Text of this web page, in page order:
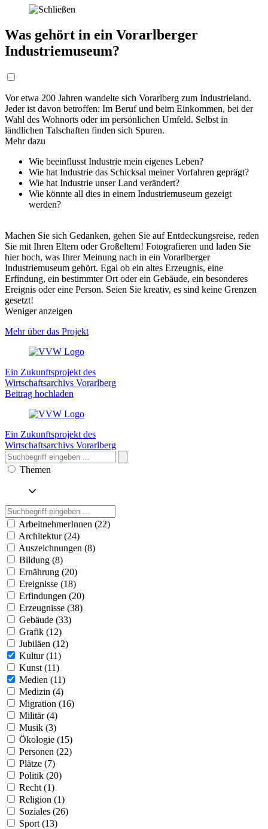
Was gehört in ein Vorarlberger
Industriemuseum?
Vor etwa 200 Jahren wandelte sich Vorarlberg zum Industrieland.
Jeder ist davon betroffen: Im Beruf und beim Einkommen, bei der
Wahl des Wohnorts oder im persönlichen Umfeld. Selbst in
ländlichen Talschaften finden sich Spuren.
Mehr dazu
Wie beeinflusst Industrie mein eigenes Leben?
Wie hat Industrie das Schicksal meiner Vorfahren geprägt?
Wie hat Industrie unser Land verändert?
Wie könnte all dies in einem Industriemuseum gezeigt
werden?
Machen Sie sich Gedanken, gehen Sie auf Entdeckungsreise, reden
Sie mit Ihren Eltern oder Großeltern! Fotografieren und laden Sie
hier hoch, was Ihrer Meinung nach in ein Vorarlberger
Industriemuseum gehört. Egal ob ein altes Erzeugnis, eine
Erfindung, ein bestimmter Ort oder ein Gebäude, ein besonderes
Ereignis oder eine Person. Seien Sie kreativ, es sind keine Grenzen
gesetzt!
Weniger anzeigen
Mehr über das Projekt
Ein Zukunftsprojekt des
Wirtschaftsarchivs Vorarlberg
Beitrag hochladen
Ein Zukunftsprojekt des
Wirtschaftsarchivs Vorarlberg
Themen
ArbeitnehmerInnen (22)
Architektur (24)
Auszeichnungen (8)
Bildung (8)
Ernährung (20)
Ereignisse (18)
Erfindungen (20)
Erzeugnisse (38)
Gebäude (33)
Grafik (12)
Jubiläen (12)
Kultur (11)
Kunst (11)
Medien (11)
Medizin (4)
Migration (16)
Militär (4)
Musik (3)
Ökologie (15)
Personen (22)
Plätze (7)
Politik (20)
Recht (1)
Religion (1)
Soziales (26)
Sport (13)